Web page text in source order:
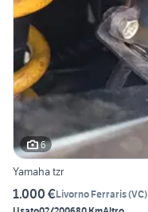
6
Yamaha tzr
1.000 €Livorno Ferraris(VC)